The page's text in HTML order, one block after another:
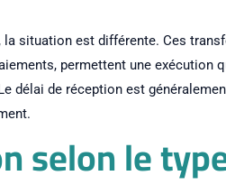
la situation est différente. Ces
permettent une exécution
délai de réception est
selon le